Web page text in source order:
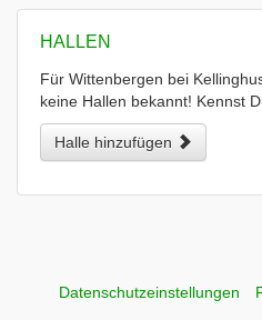
HALLEN
Für Wittenbergen bei
keine Hallen bekannt! Kennst
Halle hinzufügen
Datenschutzeinstellungen